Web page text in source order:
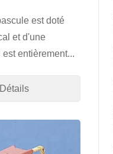
est doté
et d'une
entièrement...